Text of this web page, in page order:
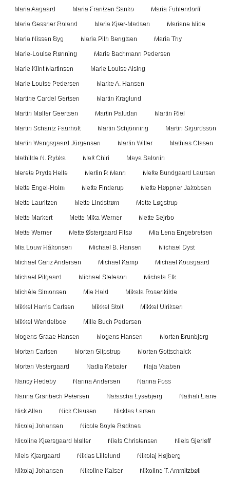
Maria Aagaard Maria Frantzen Sanko Maria Fuhlendorff
Maria Gessner Roland Maria Kjær-Madsen Mariane Mide
Maria Nissen Byg Maria Pilh Bengtsen Maria Thy
Marie-Louise Rønning Marie Bachmann Pedersen
Marie Klint Martinsen Marie Louise Alsing
Marie Louise Pedersen Marke A. Hansen
Martine Cardel Gertsen Martin Kraglund
Martin Møller Geertsen Martin Paludan Martin Riel
Martin Schantz Faurholt Martin Schjönning Martin Sigurdsson
Martin Wangsgaard Jürgensen Martin Willer Mathias Clasen
Mathilde N. Rybka Matt Chiri Maya Salonin
Merete Pryds Helle Merlin P. Mann Mette Bundgaard Laursen
Mette Engel-Holm Mette Finderup Mette Høppner Jakobsen
Mette Lauritzen Mette Lindstrøm Mette Løgstrup
Mette Markert Mette Mika Werner Mette Sejrbo
Mette Werner Mette Østergaard Filsø Mia Lena Engebretsen
Mia Louw Håkonsen Michael B. Hansen Michael Dyst
Michael Ganz Andersen Michael Kamp Michael Kousgaard
Michael Pilgaard Michael Steleson Michala Elk
Michèle Simonsen Mie Hald Mikala Rosenkilde
Mikkel Harris Carlsen Mikkel Stolt Mikkel Ulriksen
Mikkel Wendelboe Mille Buch Pedersen
Mogens Graae Hansen Mogens Hansen Morten Brunbjerg
Morten Carlsen Morten Glipstrup Morten Gottschalck
Morten Vestergaard Nadia Kebaier Naja Vaaben
Nancy Hedeby Nanna Andersen Nanna Foss
Nanna Grønbech Petersen Natascha Lysebjerg Nathali Liane
Nick Allan Nick Clausen Nicklas Larsen
Nicolaj Johansen Nicole Boyle Rødtnes
Nicoline Kjærsgaard Møller Niels Christensen Niels Gjerløff
Niels Kjærgaard Niklas Lillelund Nikolaj Højberg
Nikolaj Johansen Nikoline Kaiser Nikoline T. Ammitzbøll